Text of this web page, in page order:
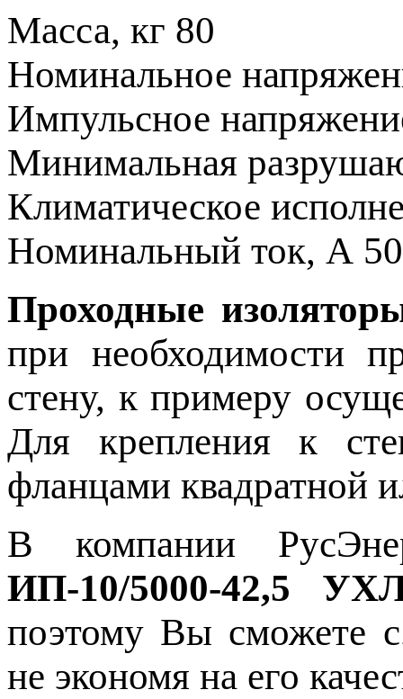
Масса, кг 80
Номинальное
Импульсное
Минимальная
Климатическое
Номинальный ток, А
Проходные
при необходимости
стену, к примеру
Для крепления к
фланцами квадратной
В компании
ИП-10/5000-42,5
поэтому Вы сможете
не экономя на его